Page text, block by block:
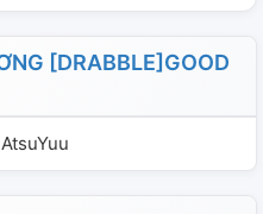
[DRABBLE]GOOD